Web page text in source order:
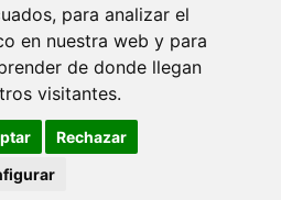
para analizar el
en nuestra web y para
de donde llegan
visitantes.
Rechazar